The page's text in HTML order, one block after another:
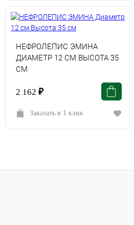
НЕФРОЛЕПИС ЭМИНА
ДИАМЕТР 12 СМ ВЫСОТА 35
СМ
2 162 ₽
Заказать в 1 клик